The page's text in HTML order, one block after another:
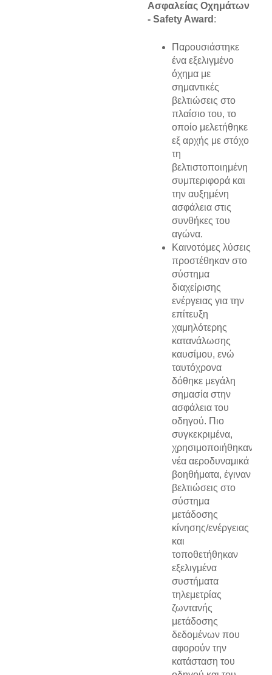
Ασφαλείας Οχημάτων
- Safety Award :
Παρουσιάστηκε
ένα εξελιγμένο
όχημα με
σημαντικές
βελτιώσεις στο
πλαίσιο του, το
οποίο μελετήθηκε
εξ αρχής με στόχο
τη
βελτιστοποιημένη
συμπεριφορά και
την αυξημένη
ασφάλεια στις
συνθήκες του
αγώνα.
Καινοτόμες λύσεις
προστέθηκαν στο
σύστημα
διαχείρισης
ενέργειας για την
επίτευξη
χαμηλότερης
κατανάλωσης
καυσίμου, ενώ
ταυτόχρονα
δόθηκε μεγάλη
σημασία στην
ασφάλεια του
οδηγού. Πιο
συγκεκριμένα,
χρησιμοποιήθηκαν
νέα αεροδυναμικά
βοηθήματα, έγιναν
βελτιώσεις στο
σύστημα
μετάδοσης
κίνησης/ενέργειας
και
τοποθετήθηκαν
εξελιγμένα
συστήματα
τηλεμετρίας
ζωντανής
μετάδοσης
δεδομένων που
αφορούν την
κατάσταση του